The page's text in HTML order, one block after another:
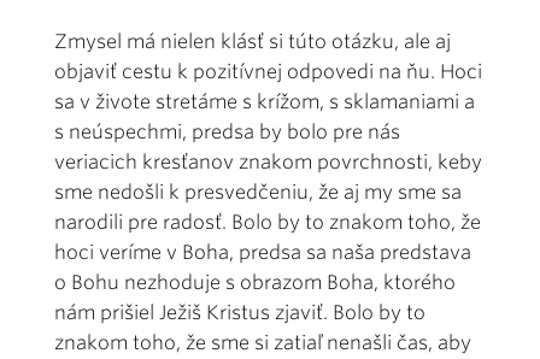
Zmysel má nielen klásť si túto otázku, ale aj
objaviť cestu k pozitívnej odpovedi na ňu. Hoci
sa v živote stretáme s krížom, s sklamaniami a
s neúspechmi, predsa by bolo pre nás
veriacich kresťanov znakom povrchnosti, keby
sme nedošli k presvedčeniu, že aj my sme sa
narodili pre radosť. Bolo by to znakom toho, že
hoci veríme v Boha, predsa sa naša predstava
o Bohu nezhoduje s obrazom Boha, ktorého
nám prišiel Ježiš Kristus zjaviť. Bolo by to
znakom toho, že sme si zatiaľ nenašli čas, aby